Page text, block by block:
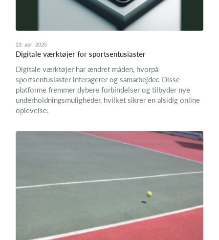
23. apr. 2025
Digitale værktøjer for sportsentusiaster
Digitale værktøjer har ændret måden, hvorpå
sportsentusiaster interagerer og samarbejder. Disse
platforme fremmer dybere forbindelser og tilbyder nye
underholdningsmuligheder, hvilket sikrer en alsidig online
oplevelse.